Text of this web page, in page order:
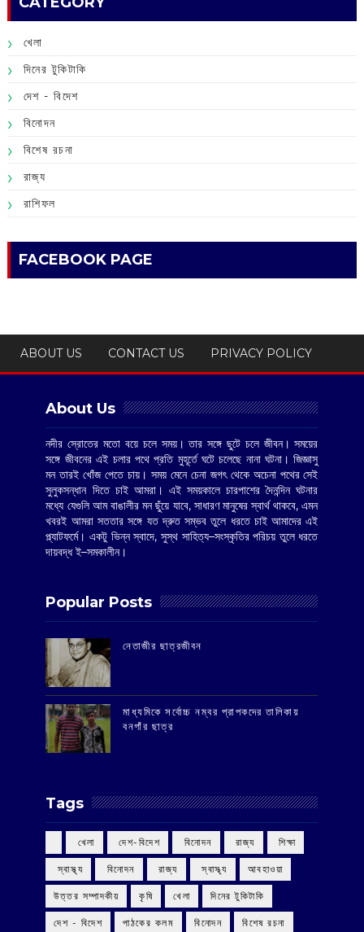
খেলা
দিনের টুকিটাকি
দেশ - বিদেশ
বিনোদন
বিশেষ রচনা
রাজ্য
রাশিফল
FACEBOOK PAGE
ABOUT US CONTACT US PRIVACY POLICY
About Us
নদীর স্রোতের মতো বয়ে চলে সময়। তার সঙ্গে ছুটে চলে জীবন। সময়ের
সঙ্গে জীবনের এই চলার পথে প্রতি মুহূর্তে ঘটে চলেছে নানা ঘটনা। জিজ্ঞাসু
মন তারই খোঁজ পেতে চায়। সময় মেনে চেনা জগৎ থেকে অচেনা পথের সেই
সুলুকসন্ধান দিতে চাই আমরা। এই সময়কালে চারপাশের দৈনন্দিন ঘটনার
মধ্যে যেগুলি আম বাঙালীর মন ছুঁয়ে যাবে, সাধারণ মানুষের স্বার্থ থাকবে, এমন
খবরই আমরা সততার সঙ্গে যত দ্রুত সম্ভব তুলে ধরতে চাই আমাদের এই
প্ল্যাটফর্মে। একটু ভিন্ন স্বাদে, সুস্থ সাহিত্য–সংস্কৃতির পরিচয় তুলে ধরতে
দায়বদ্ধ ই–সমকালীন।
Popular Posts
‌নেতাজীর ছাত্রজীবন
মাধ্যমিকে সর্বোচ্চ নম্বর প্রাপকদের তালিকায়
বনগাঁর ছাত্র
Tags
‌ খেলা ‌ দেশ-বিদেশ ‌ বিনোদন ‌ রাজ্য ‌ শিক্ষা
‌ স্বাস্থ্য ‌ বিনোদন ‌ রাজ্য ‌ স্বাস্থ্য আবহাওয়া
উত্তর সম্পাদকীয় কৃষি খেলা দিনের টুকিটাকি
দেশ - বিদেশ পাঠকের কলম বিনোদন বিশেষ রচনা